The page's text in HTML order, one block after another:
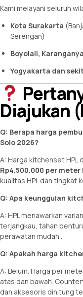
Kami melayani seluruh
Kota Surakarta
Serengan)
Boyolali,
Yogyakarta dan
Diajukan
Q: Berapa harga
Solo 2026?
A: Harga kitchenset HPL
Rp4.500.000 per meter
kualitas HPL dan tingkat
Q: Apa keunggulan
A: HPL menawarkan
terjangkau, tahan
perawatan mudah
Q: Apakah harga
A: Belum. Harga per
atas dan bawah.
dan aksesoris dihitung